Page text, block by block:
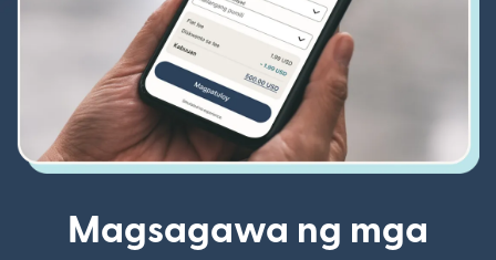
Magsagawa ng mga